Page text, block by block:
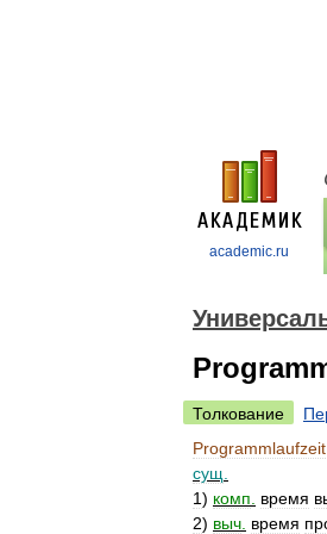
academic.ru
Толкование
Programmlaufzeit
сущ
1) комп время
2) выч время